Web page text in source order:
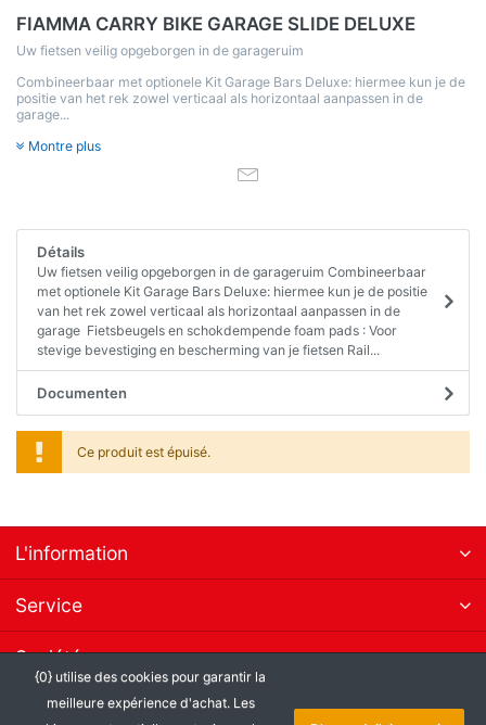
FIAMMA CARRY BIKE GARAGE SLIDE DELUXE
Uw fietsen veilig opgeborgen in de garageruim
Combineerbaar met optionele Kit Garage Bars Deluxe: hiermee kun je de
positie van het rek zowel verticaal als horizontaal aanpassen in de
garage...
Montre plus
Détails
Uw fietsen veilig opgeborgen in de garageruim Combineerbaar
met optionele Kit Garage Bars Deluxe: hiermee kun je de positie
van het rek zowel verticaal als horizontaal aanpassen in de
garage Fietsbeugels en schokdempende foam pads : Voor
stevige bevestiging en bescherming van je fietsen Rail...
Documenten
Ce produit est épuisé.
L'information
Service
Société
S´abonner à la newsletter
{0} utilise des cookies pour garantir la
meilleure expérience d'achat. Les